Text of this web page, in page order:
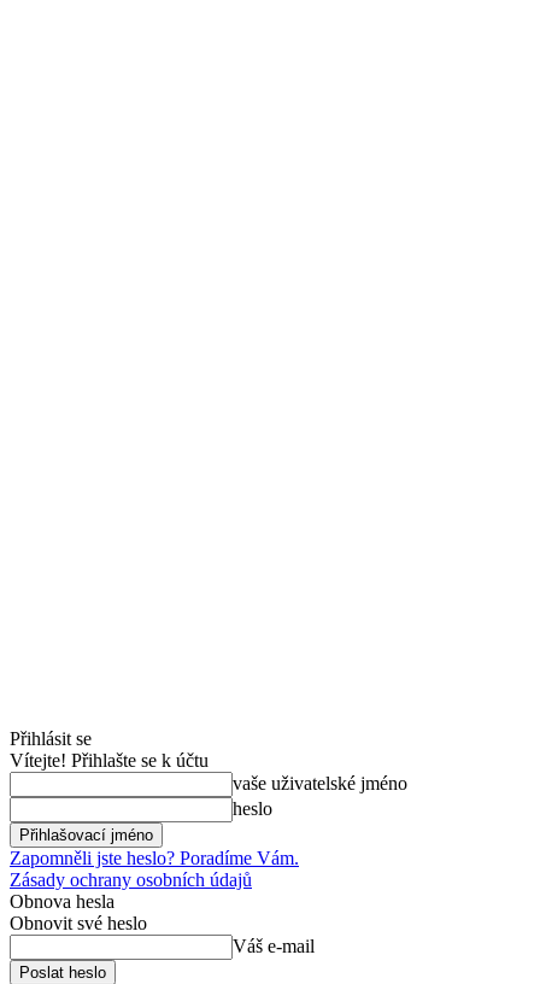
Přihlásit se
Vítejte! Přihlašte se k účtu
vaše uživatelské jméno
heslo
Zapomněli jste heslo? Poradíme Vám.
Zásady ochrany osobních údajů
Obnova hesla
Obnovit své heslo
Váš e-mail